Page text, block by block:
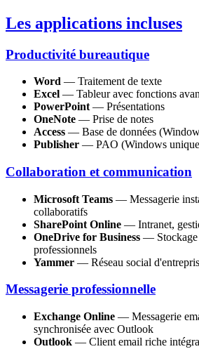
Les applications incluses
Productivité bureautique
Word — Traitement de texte
Excel — Tableur avec fonctions
PowerPoint — Présentations
OneNote — Prise de notes
Access — Base de données
Publisher — PAO (Windows
Collaboration et communication
Microsoft Teams — Messagerie
collaboratifs
SharePoint Online — Intranet,
OneDrive for Business — Stockage
professionnels
Yammer — Réseau social
Messagerie professionnelle
Exchange Online — Messagerie
synchronisée avec Outlook
Outlook — Client email riche